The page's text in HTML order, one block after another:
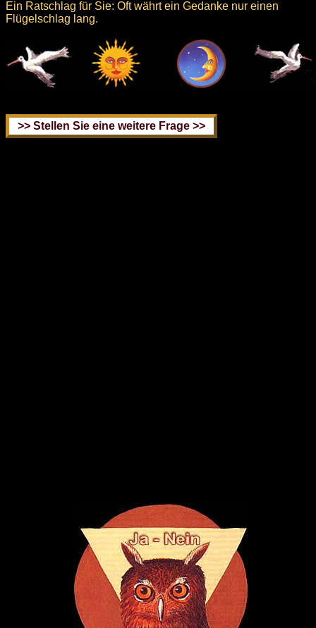
Ein Ratschlag für Sie: Oft währt ein Gedanke nur einen
Flügelschlag lang.